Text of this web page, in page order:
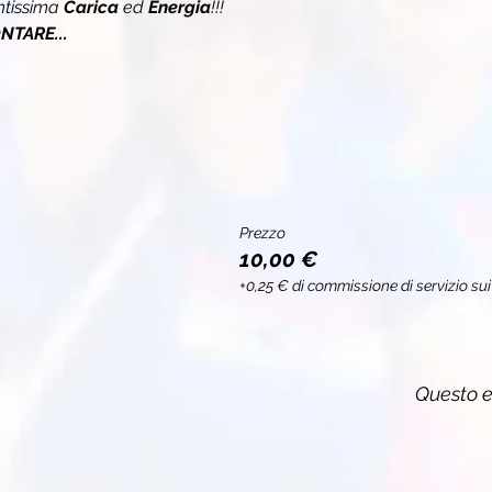
Carica ed Energia!!!
Prezzo
10,00 €
+0,25 € di commissione di servizio
Questo